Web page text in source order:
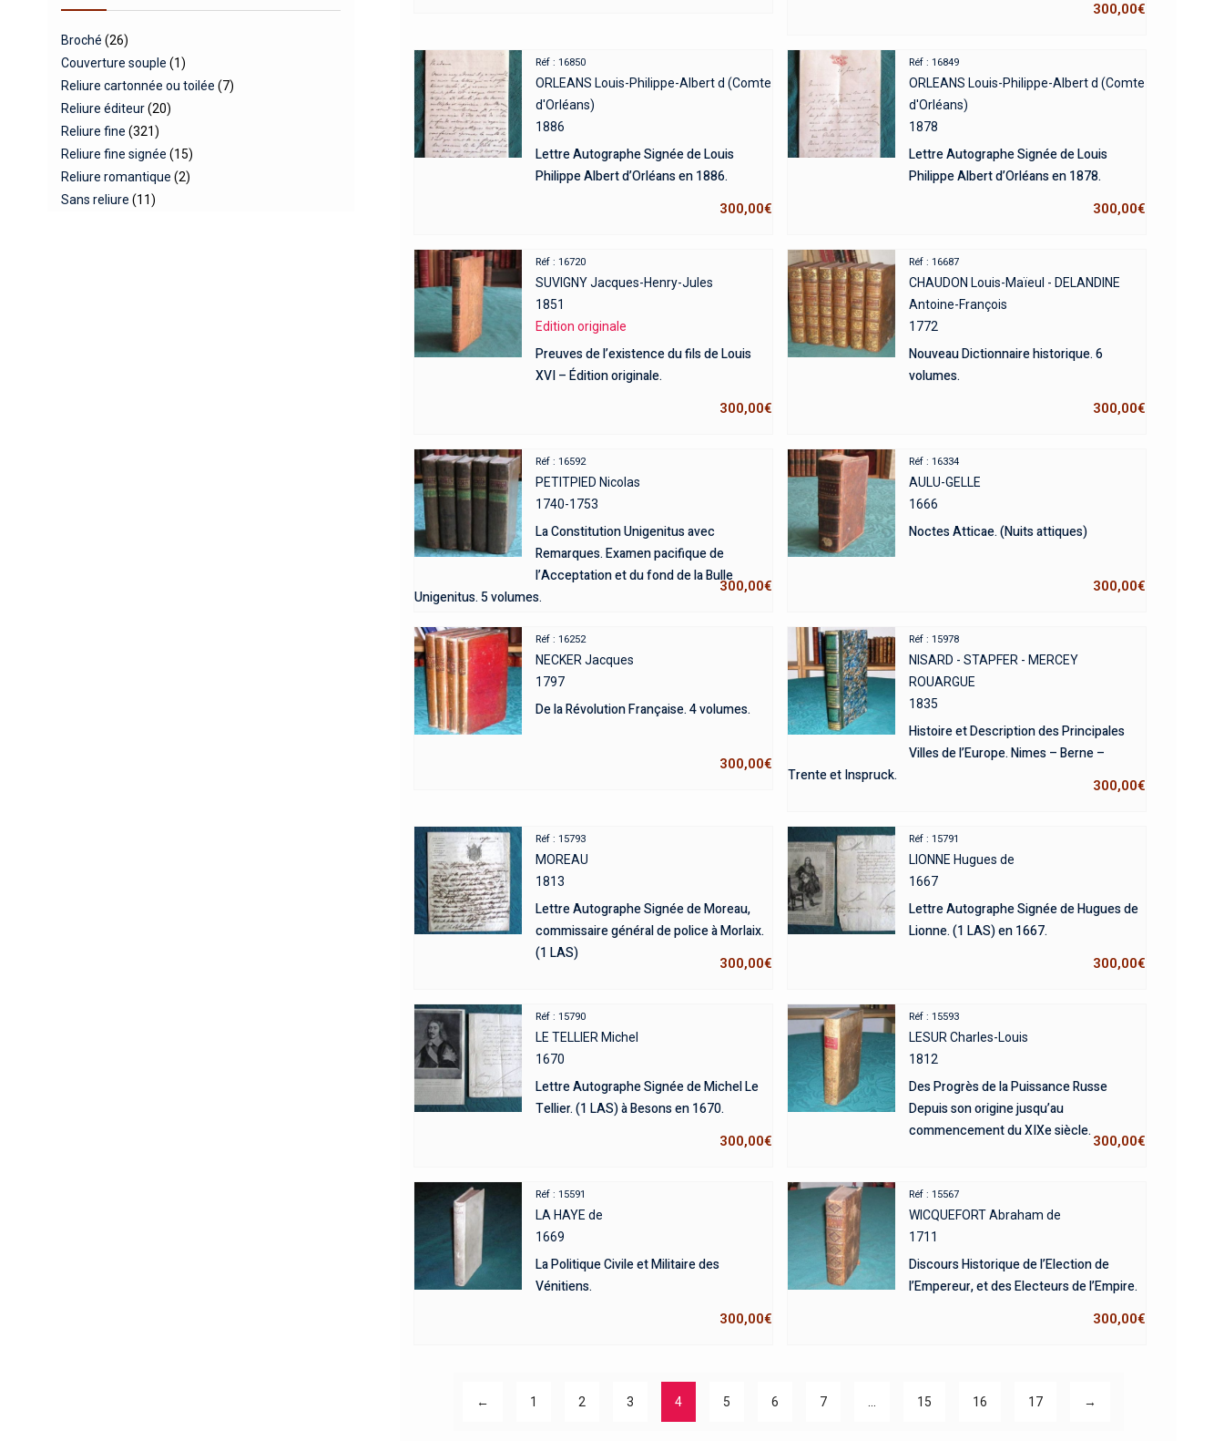
300,00€
Réf : 16850
ORLEANS Louis-Philippe-Albert d (Comte
d'Orléans)
1886
Lettre Autographe Signée de Louis
Philippe Albert d’Orléans en 1886.
300,00€
Réf : 16849
ORLEANS Louis-Philippe-Albert d (Comte
d'Orléans)
1878
Lettre Autographe Signée de Louis
Philippe Albert d’Orléans en 1878.
300,00€
Réf : 16720
SUVIGNY Jacques-Henry-Jules
1851
Edition originale
Preuves de l’existence du fils de Louis
XVI – Édition originale.
300,00€
Réf : 16687
CHAUDON Louis-Maïeul - DELANDINE
Antoine-François
1772
Nouveau Dictionnaire historique. 6
volumes.
300,00€
Réf : 16592
PETITPIED Nicolas
1740-1753
La Constitution Unigenitus avec
Remarques. Examen pacifique de
l’Acceptation et du fond de la Bulle
Unigenitus. 5 volumes.
300,00€
Réf : 16334
AULU-GELLE
1666
Noctes Atticae. (Nuits attiques)
300,00€
Réf : 16252
NECKER Jacques
1797
De la Révolution Française. 4 volumes.
300,00€
Réf : 15978
NISARD - STAPFER - MERCEY
ROUARGUE
1835
Histoire et Description des Principales
Villes de l’Europe. Nimes – Berne –
Trente et Inspruck.
300,00€
Réf : 15793
MOREAU
1813
Lettre Autographe Signée de Moreau,
commissaire général de police à Morlaix.
(1 LAS)
300,00€
Réf : 15791
LIONNE Hugues de
1667
Lettre Autographe Signée de Hugues de
Lionne. (1 LAS) en 1667.
300,00€
Réf : 15790
LE TELLIER Michel
1670
Lettre Autographe Signée de Michel Le
Tellier. (1 LAS) à Besons en 1670.
300,00€
Réf : 15593
LESUR Charles-Louis
1812
Des Progrès de la Puissance Russe
Depuis son origine jusqu’au
commencement du XIXe siècle.
300,00€
Réf : 15591
LA HAYE de
1669
La Politique Civile et Militaire des
Vénitiens.
300,00€
Réf : 15567
WICQUEFORT Abraham de
1711
Discours Historique de l’Election de
l’Empereur, et des Electeurs de l’Empire.
300,00€
← 1 2 3 4 5 6 7 15 16 17 →
Broché (26)
Couverture souple (1)
Reliure cartonnée ou toilée (7)
Reliure éditeur(20)
Reliure fine (321)
Reliure fine signée (15)
Reliure romantique (2)
Sans reliure (11)